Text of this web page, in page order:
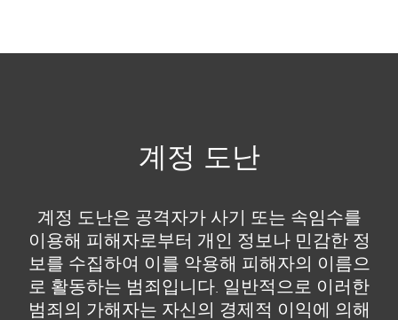
계정 도난
계정 도난은 공격자가 사기 또는 속임수를
이용해 피해자로부터 개인 정보나 민감한 정
보를 수집하여 이를 악용해 피해자의 이름으
로 활동하는 범죄입니다. 일반적으로 이러한
범죄의 가해자는 자신의 경제적 이익에 의해